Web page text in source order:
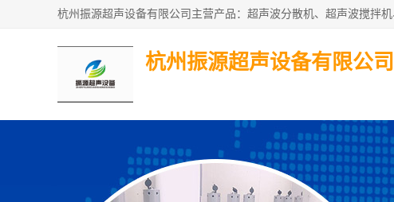
杭州振源超声设备有限公司